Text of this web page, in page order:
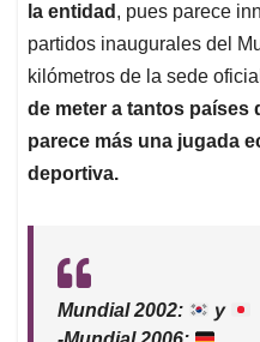
la entidad , pues parece
partidos inaugurales del
kilómetros de la sede
de meter a tantos países
parece más una jugada
deportiva.
Mundial 2002:
y